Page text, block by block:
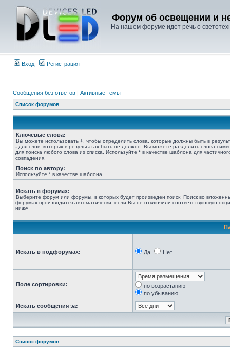
Форум об освещении и
На нашем форуме идет речь о
Вход Регистрация
Сообщения без ответов | Активные темы
Список форумов
Ключевые слова:
Вы можете использовать + , чтобы определить слова, которые должны быть в
- для слов, которых в результатах быть не должно. Вы можете разделить слова
для поиска любого слова из списка. Используйте * в качестве шаблона для
совпадения.
Поиск по автору:
Используйте * в качестве шаблона.
Искать в форумах:
Выберите форум или форумы, в которых будет произведен поиск. Поиск во
форумах производится автоматически, если Вы не отключили соответствующую
ниже.
Искать в подфорумах: Да Нет
Поле сортировки:
по возрастанию
по убыванию
Искать сообщения за:
Список форумов